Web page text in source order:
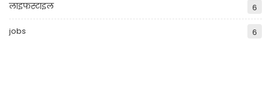
लाइफस्टाइल 6
jobs 6